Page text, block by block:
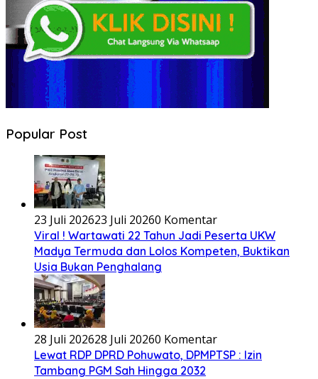
Popular Post
23 Juli 202623 Juli 20260 Komentar
Viral ! Wartawati 22 Tahun Jadi Peserta UKW
Madya Termuda dan Lolos Kompeten, Buktikan
Usia Bukan Penghalang
28 Juli 202628 Juli 20260 Komentar
Lewat RDP DPRD Pohuwato, DPMPTSP : Izin
Tambang PGM Sah Hingga 2032